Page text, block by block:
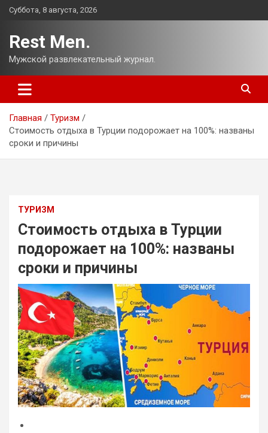
Перейти
Суббота, 8 августа, 2026
Rest Men.
Мужской развлекательный журнал.
Главная
Туризм
Стоимость отдыха в Турции подорожает на 100%: названы
сроки и причины
ТУРИЗМ
Стоимость отдыха в Турции
подорожает на 100%: названы
сроки и причины